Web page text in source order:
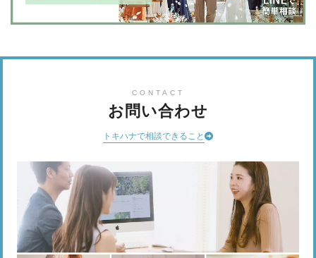
CONTACT
お問い合わせ
トキハナで相談できること